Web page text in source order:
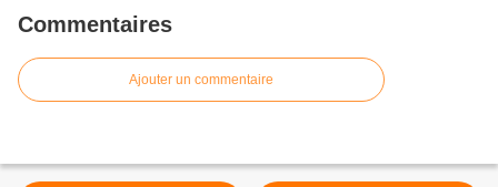
Commentaires
Ajouter un commentaire